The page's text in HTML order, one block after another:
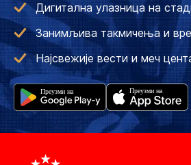
Дигитална улазница на
Занимљива такмичења и
Најсвежије вести и меч